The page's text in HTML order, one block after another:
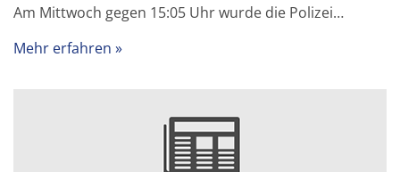
Am Mittwoch gegen 15:05 Uhr wurde die Polizei…
Mehr erfahren